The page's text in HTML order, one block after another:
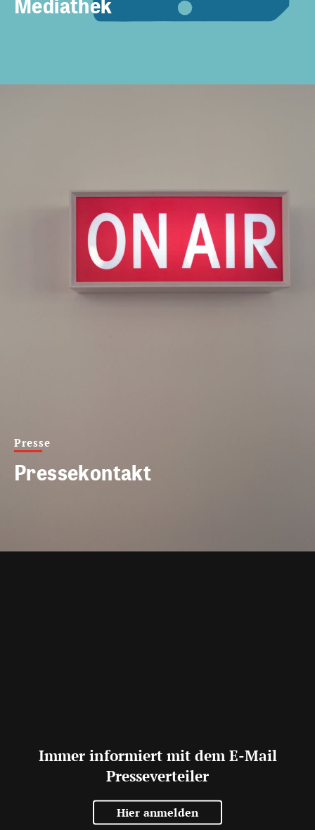
Mediathek
Presse
Pressekontakt
Immer informiert mit dem E-Mail
Presseverteiler
Hier anmelden